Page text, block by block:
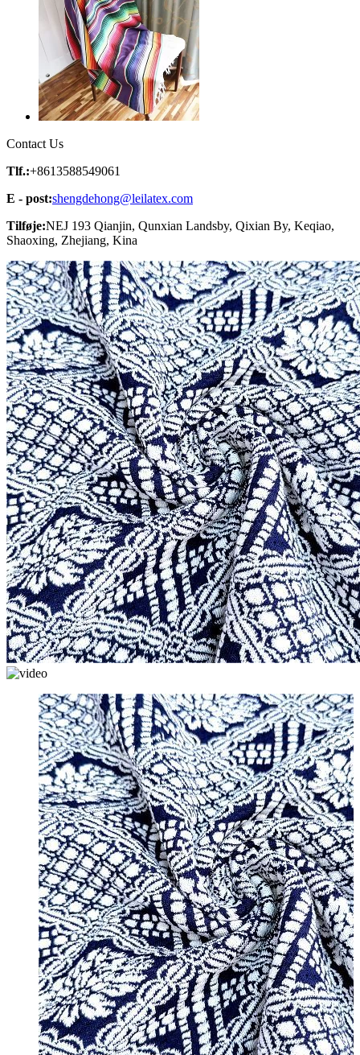
Contact Us
Tlf.:+8613588549061
E - post:shengdehong@leilatex.com
Tilføje:NEJ 193 Qianjin, Qunxian Landsby, Qixian By, Keqiao,
Shaoxing, Zhejiang, Kina